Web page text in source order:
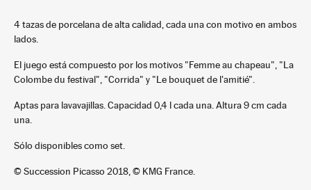
4 tazas de porcelana de alta calidad, cada una con motivo en ambos
lados.
El juego está compuesto por los motivos "Femme au chapeau", "La
Colombe du festival", "Corrida" y "Le bouquet de l'amitié".
Aptas para lavavajillas. Capacidad 0,4 l cada una. Altura 9 cm cada
una.
Sólo disponibles como set.
© Succession Picasso 2018, © KMG France.